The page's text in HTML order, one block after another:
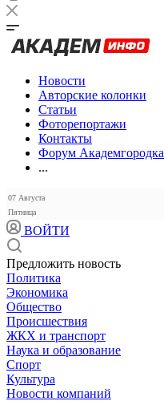
Новости
Авторские колонки
Статьи
Фоторепортажи
Контакты
Форум Академгородка
...
07 Августа
Пятница
ВОЙТИ
Предложить новость
Политика
Экономика
Общество
Происшествия
ЖКХ и транспорт
Наука и образование
Спорт
Культура
Новости компаний